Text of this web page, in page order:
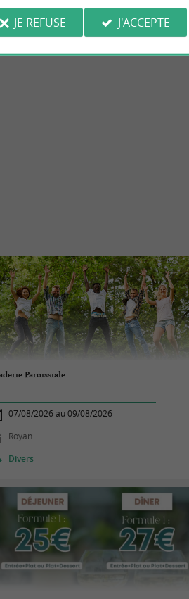
Paroissiale
07/08/2026 au 09/08/2026
Royan
Divers
JE REFUSE J'ACCEPTE